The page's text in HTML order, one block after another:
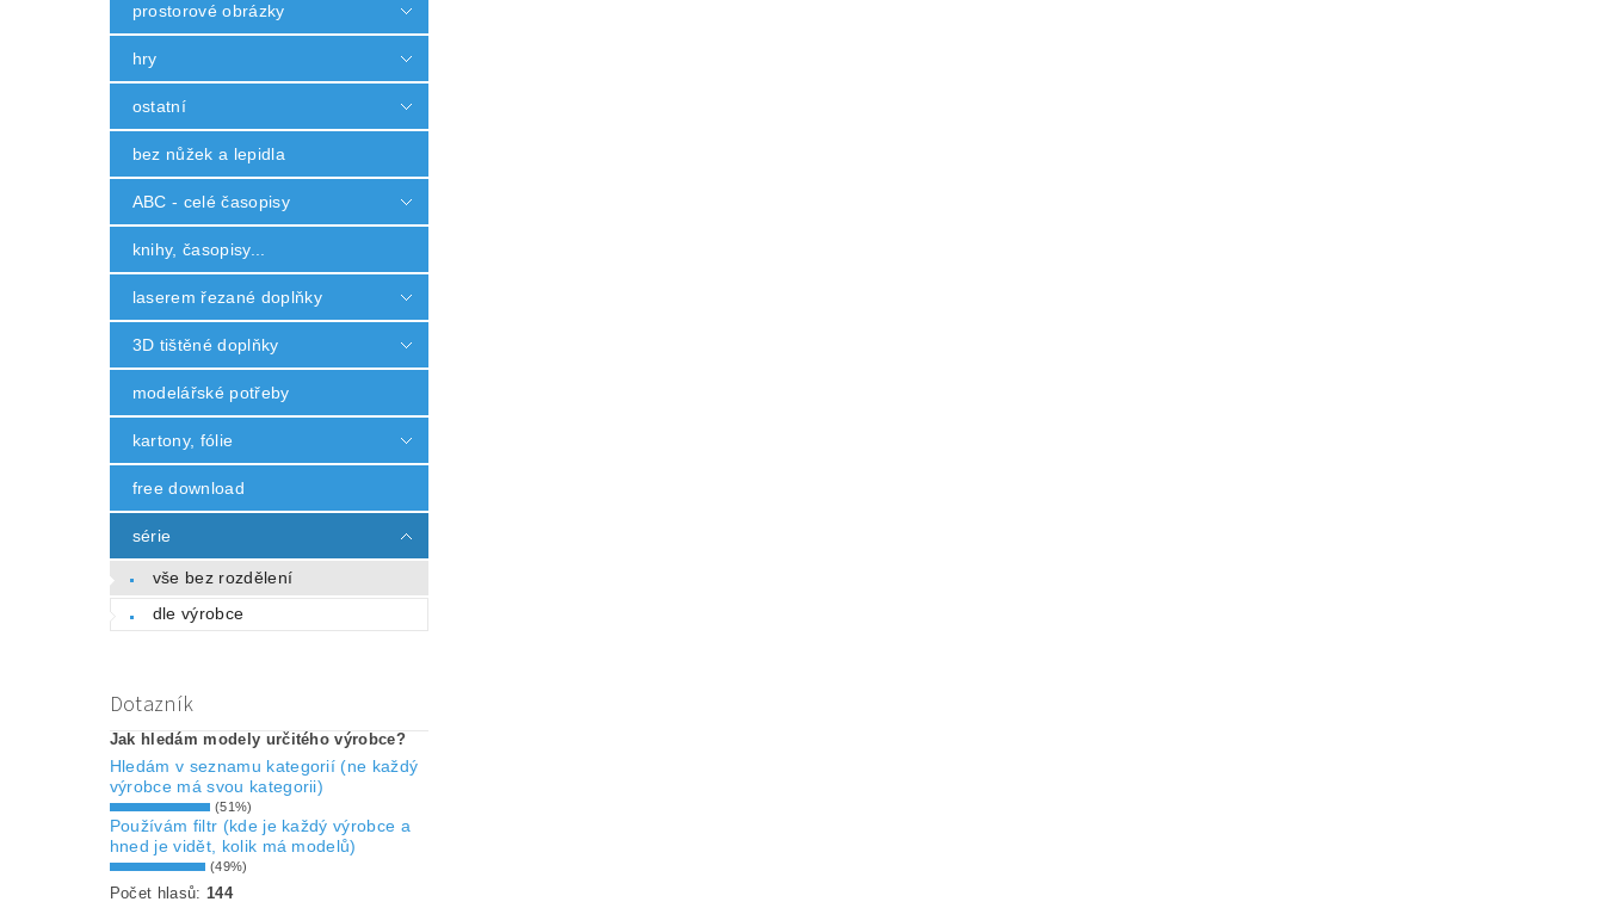
prostorové obrázky
hry
ostatní
bez nůžek a lepidla
ABC - celé časopisy
knihy, časopisy...
laserem řezané doplňky
3D tištěné doplňky
modelářské potřeby
kartony, fólie
free download
série
vše bez rozdělení
dle výrobce
Dotazník
Jak hledám modely určitého výrobce?
Hledám v seznamu kategorií (ne každý
výrobce má svou kategorii)
(51%)
Používám filtr (kde je každý výrobce a
hned je vidět, kolik má modelů)
(49%)
Počet hlasů: 144